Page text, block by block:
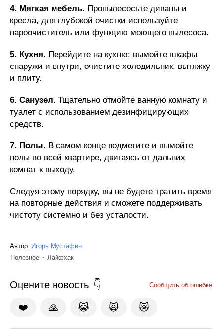
4. Мягкая мебель. Пропылесосьте диваны и
кресла, для глубокой очистки используйте
пароочиститель или функцию моющего пылесоса.
5. Кухня. Перейдите на кухню: вымойте шкафы
снаружи и внутри, очистите холодильник, вытяжку
и плиту.
6. Санузел. Тщательно отмойте ванную комнату и
туалет с использованием дезинфицирующих
средств.
7. Полы. В самом конце подметите и вымойте
полы во всей квартире, двигаясь от дальних
комнат к выходу.
Следуя этому порядку, вы не будете тратить время
на повторные действия и сможете поддерживать
чистоту системно и без усталости.
Автор: Игорь Мустафин
Полезное
Лайфхак
Оцените новость Сообщить об ошибке
❤️ 🙏 😹 🙀 😿